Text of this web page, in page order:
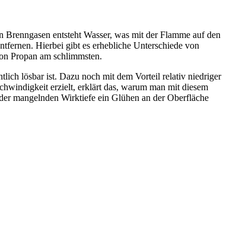
entsteht Wasser, was mit der Flamme auf den
Hierbei gibt es erhebliche Unterschiede von
Propan am schlimmsten.
lösbar ist. Dazu noch mit dem Vorteil relativ niedriger
erzielt, erklärt das, warum man mit diesem
mangelnden Wirktiefe ein Glühen an der Oberfläche